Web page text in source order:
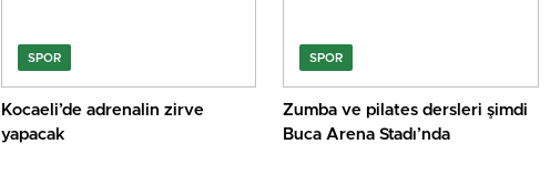
SPOR
Kocaeli’de adrenalin zirve
yapacak
SPOR
Zumba ve pilates dersleri şimdi
Buca Arena Stadı’nda